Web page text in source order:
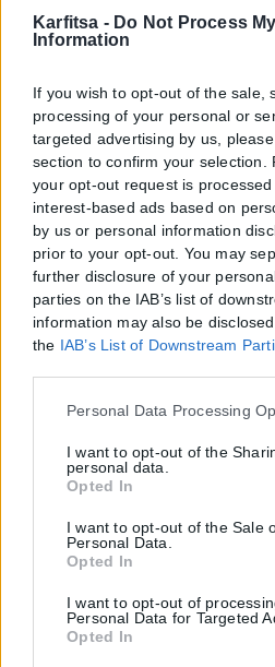
Karfitsa - Do Not Process
Information
If you wish to opt-out of the sale,
processing of your personal or
targeted advertising by us,
section to confirm your selection.
your opt-out request is
interest-based ads based on
by us or personal information
prior to your opt-out. You may
further disclosure of your
parties on the IAB’s list of
information may also be
the IAB’s List of Downstream
Please note that this website/app
but not limited to your visit or
click to grant or deny consent to
tags to use your data for below
Google consent section.
Personal Data Processing
I want to opt-out of the
personal data.
Opted In
I want to opt-out of the Sale
Personal Data.
Opted In
I want to opt-out of
Personal Data for Targeted
Opted In
Οι έλεγχοι συνεχίζονται με αμείωτη
δημόσιας υγείας.
Share Tweet 133 Send
Σχετικά Άρθρα
Ελλάδα
Από σήμερα μόνο με
ή διαβατήριο τα ταξίδια
Από σήμερα, 3 Αυγούστου, οι
ταυτότητες παύουν να ισχύουν ως
ΑΝΑΡΤΉΘΗΚΕ ΑΠΌ KARFITSANEWS 03/08/2026
Υπουργείο Κλιματικής
την κρατική αρωγή προς
πυρόπληκτους
Σε εξέλιξη βρίσκονται οι διαδικασίες
που επλήγησαν από τις πρόσφατες